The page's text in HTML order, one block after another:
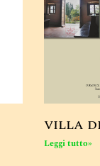
VILLA
Leggi tutto»